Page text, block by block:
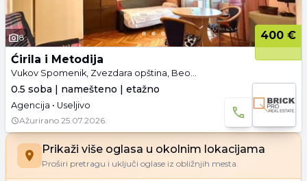
8
400 €
Ćirila i Metodija
Vukov Spomenik, Zvezdara opština, Beograd
0.5 soba | namešteno | etažno
Agencija • Useljivo
Ažurirano 25.07.2026.
Prikaži više oglasa u okolnim lokacijama
Proširi pretragu i uključi oglase iz obližnjih mesta.